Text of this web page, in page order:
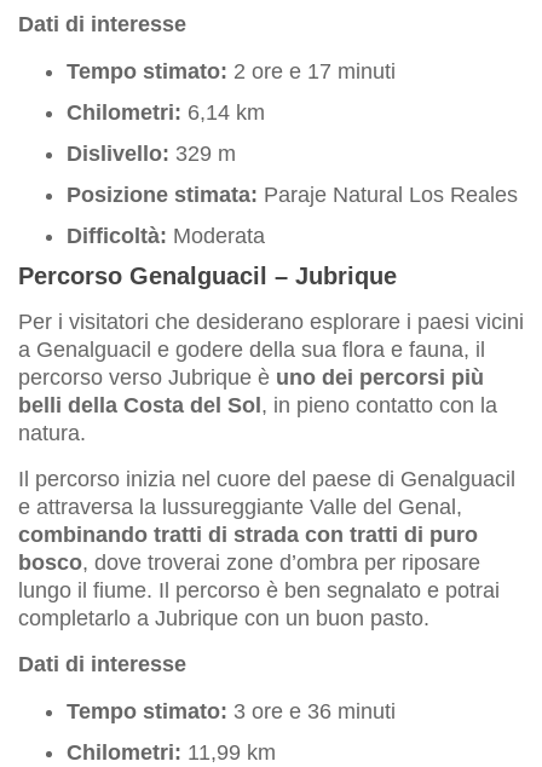
Dati di interesse
Tempo stimato: 2 ore e 17 minuti
Chilometri: 6,14 km
Dislivello: 329 m
Posizione stimata: Paraje Natural Los Reales
Difficoltà: Moderata
Percorso Genalguacil – Jubrique
Per i visitatori che desiderano esplorare i paesi vicini
a Genalguacil e godere della sua flora e fauna, il
percorso verso Jubrique è uno dei percorsi più
belli della Costa del Sol , in pieno contatto con la
natura.
Il percorso inizia nel cuore del paese di Genalguacil
e attraversa la lussureggiante Valle del Genal,
combinando tratti di strada con tratti di puro
bosco, dove troverai zone d’ombra per riposare
lungo il fiume. Il percorso è ben segnalato e potrai
completarlo a Jubrique con un buon pasto.
Dati di interesse
Tempo stimato: 3 ore e 36 minuti
Chilometri: 11,99 km